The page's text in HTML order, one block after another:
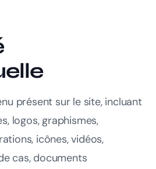
présent sur le site, incluant
logos, graphismes,
icônes, vidéos,
cas, documents